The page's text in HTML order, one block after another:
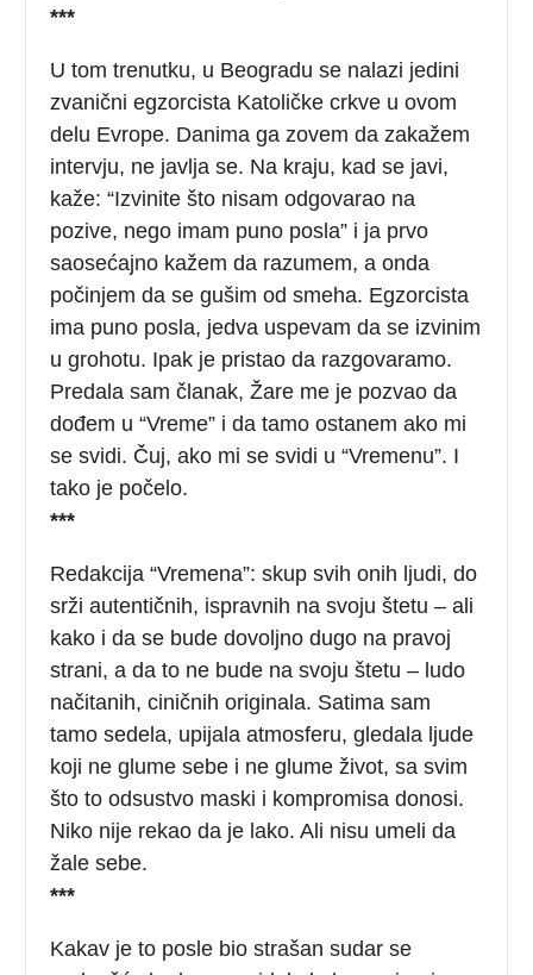
***
U tom trenutku, u Beogradu se nalazi jedini
zvanični egzorcista Katoličke crkve u ovom
delu Evrope. Danima ga zovem da zakažem
intervju, ne javlja se. Na kraju, kad se javi,
kaže: “Izvinite što nisam odgovarao na
pozive, nego imam puno posla” i ja prvo
saosećajno kažem da razumem, a onda
počinjem da se gušim od smeha. Egzorcista
ima puno posla, jedva uspevam da se izvinim
u grohotu. Ipak je pristao da razgovaramo.
Predala sam članak, Žare me je pozvao da
dođem u “Vreme” i da tamo ostanem ako mi
se svidi. Čuj, ako mi se svidi u “Vremenu”. I
tako je počelo.
***
Redakcija “Vremena”: skup svih onih ljudi, do
srži autentičnih, ispravnih na svoju štetu – ali
kako i da se bude dovoljno dugo na pravoj
strani, a da to ne bude na svoju štetu – ludo
načitanih, ciničnih originala. Satima sam
tamo sedela, upijala atmosferu, gledala ljude
koji ne glume sebe i ne glume život, sa svim
što to odsustvo maski i kompromisa donosi.
Niko nije rekao da je lako. Ali nisu umeli da
žale sebe.
***
Kakav je to posle bio strašan sudar se